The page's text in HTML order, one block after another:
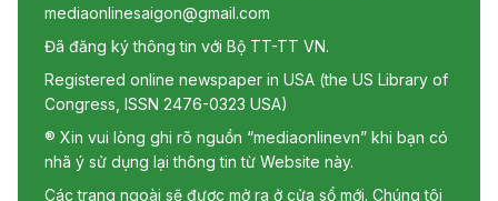
mediaonlinesaigon@gmail.com
Đã đăng ký thông tin với Bộ TT-TT VN.
Registered online newspaper in USA (the US Library of
Congress, ISSN 2476-0323 USA)
® Xin vui lòng ghi rõ nguồn “mediaonlinevn” khi bạn có
nhã ý sử dụng lại thông tin từ Website này.
Các trang ngoài sẽ được mở ra ở cửa sổ mới. Chúng tôi